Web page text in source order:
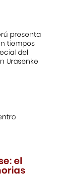
presenta
tiempos
del
Urasenke
el